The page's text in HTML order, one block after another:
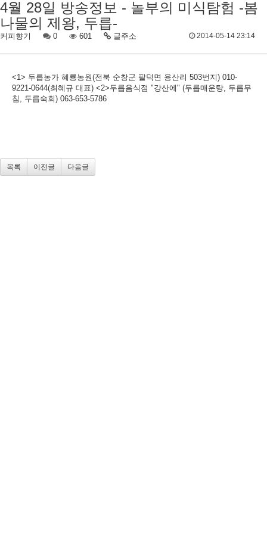
4월 28일 방송정보 - 놀부의 미식탐험 -봄
나물의 제왕, 두릅-
커피향기 0 601 글주소 2014-05-14 23:14
<1> 두릅농가 혜룡농원(전북 순창군 팔덕면 용산리 503번지) 010-
9221-0644(최혜규 대표) <2>두릅음식점 "강산에" (두릅매운탕, 두릅무
침, 두릅숙회) 063-653-5786
목록 이전글 다음글